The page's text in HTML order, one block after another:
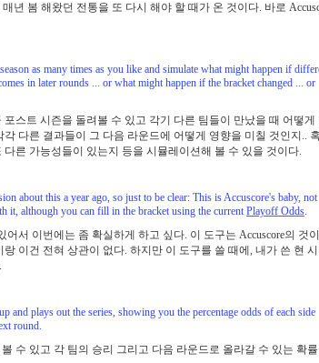
년 봄 해왔던 전통을 또 다시 해야 할 때가 온 것이다. 바로
as many times as you like and simulate what might happen if
in later rounds ... or what might happen if the bracket changed ... or
스트 시즌을 돌려볼 수 있고 각기 다른 팀들이 만났을 때 어떻게
다른 결과들이 그 다음 라운드에 어떻게 영향을 미칠 것인지..
른 가능성들이 있는지 등을 시뮬레이션해 볼 수 있을 것이다.
about this a year ago, so just to be clear: This is Accuscore's baby, not
it, although you can fill in the bracket using the currentPlayoff Odds.
서 이번에는 좀 확실하게 하고 싶다. 이 도구는 Accuscore의 것
이건 전혀 상관이 없다. 하지만 이 도구를 쓸 때에, 내가 쓴 현 시
and plays out the series, showing you the percentage odds of each side
round.
수 있고 각 팀의 승리 그리고 다음 라운드로 올라갈 수 있는 확